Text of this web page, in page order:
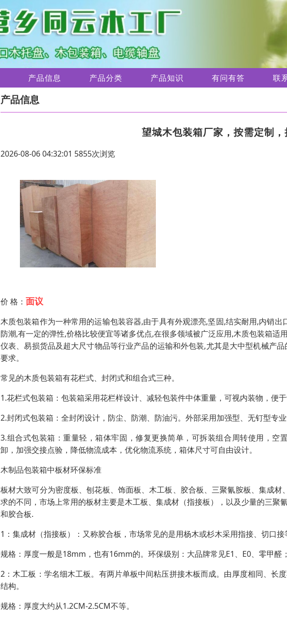
产品信息 产品分类 产品知识 有问有答 联
产品信息
望城木包装箱厂家，按需定制
2026-08-06 04:32:01 5855次浏览
价 格： 面议
木质包装箱作为一种常用的运输包装容器,由于具有外观漂亮,坚固,结实耐用,内销
防潮,有一定的弹性,价格比较便宜等诸多优点,在很多领域被广泛应用,木质包装箱
仪表、易损货品及超大尺寸物品等行业产品的运输和外包装,尤其是大中型机械产
要求。
常见的木质包装箱有花栏式、封闭式和组合式三种。
1.花栏式包装箱：包装箱采用花栏样设计、减轻包装件中体重量，可视内装物，便
2.封闭式包装箱：全封闭设计，防尘、防潮、防油污。外部采用加强型、无钉型专
3.组合式包装箱：重量轻，箱体牢固，修复更换简单，可拆装组合周转使用，空
卸，加强交接点验，降低物流成本，优化物流系统，箱体尺寸可自由设计。
木制品包装箱中板材环保标准
板材大致可分为密度板、刨花板、饰面板、木工板、胶合板、三聚氰胺板、集成
求的不同，市场上常用的板材主要是木工板、集成材（指接板），以及少量的三聚
和胶合板.
1：集成材（指接板）：又称胶合板，市场常见的是用杨木或杉木采用指接、切口
规格：厚度一般是18mm，也有16mm的。环保级别：大品牌常见E1、E0、零甲醛
2：木工板：学名细木工板。有两片单板中间粘压拼接木板而成。由厚度相同、长
结构。
规格：厚度大约从1.2CM-2.5CM不等。